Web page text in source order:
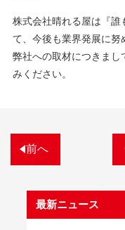
株式会社晴れる屋は『誰
て、今後も業界発展に努
弊社への取材につきまし
みください。
前へ
最新ニュース